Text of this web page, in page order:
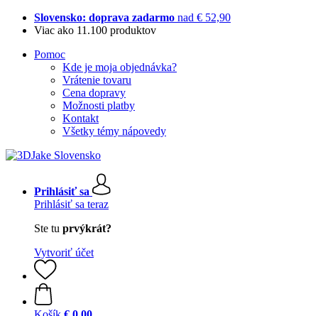
Slovensko: doprava zadarmo nad € 52,90
Viac ako 11.100 produktov
Pomoc
Kde je moja objednávka?
Vrátenie tovaru
Cena dopravy
Možnosti platby
Kontakt
Všetky témy nápovedy
Prihlásiť sa
Prihlásiť sa teraz
Ste tu prvýkrát?
Vytvoriť účet